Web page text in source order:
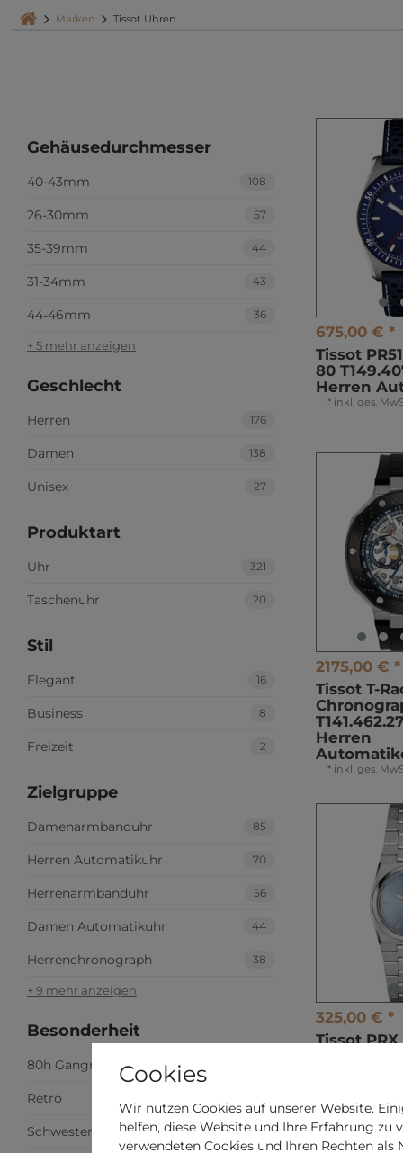
Marken Tissot Uhren
Gehäusedurchmesser
40-43mm 108
26-30mm 57
35-39mm 44
31-34mm 43
44-46mm 36
+ 5 mehr anzeigen
Geschlecht
Herren 176
Damen 138
Unisex 27
Produktart
Uhr 321
Taschenuhr 20
Stil
Elegant 16
Business 8
Freizeit 2
Zielgruppe
Damenarmbanduhr 85
Herren Automatikuhr 70
Herrenarmbanduhr 56
Damen Automatikuhr 44
Herrenchronograph 38
+ 9 mehr anzeigen
Besonderheit
80h Gangreserve
Retro
Schwesternuhr – Pulsskala 3
675,00 € *
Tissot
80
Herren
* inkl. ges.
2175,00 € *
Tissot T-
Herren
* inkl. ges.
325,00 € *
Tissot
Cookies
Wir nutzen Cookies auf unserer Website.
helfen, diese Website und Ihre Erfahrung zu
verwendeten Cookies und Ihren Rechten als